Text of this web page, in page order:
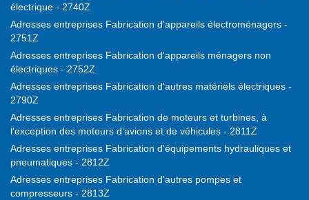
électrique - 2740Z
Adresses entreprises Fabrication d'appareils électroménagers -
2751Z
Adresses entreprises Fabrication d'appareils ménagers non
électriques - 2752Z
Adresses entreprises Fabrication d'autres matériels électriques -
2790Z
Adresses entreprises Fabrication de moteurs et turbines, à
l'exception des moteurs d’avions et de véhicules - 2811Z
Adresses entreprises Fabrication d'équipements hydrauliques et
pneumatiques - 2812Z
Adresses entreprises Fabrication d'autres pompes et
compresseurs - 2813Z